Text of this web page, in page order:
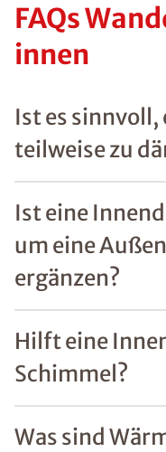
FAQs
innen
Ist es sinnvoll,
teilweise zu
Ist eine
um eine
ergänzen?
Hilft eine
Schimmel?
Was sind